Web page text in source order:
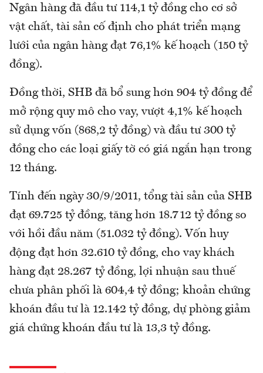
Ngân hàng đã đầu tư 114,1 tỷ đồng cho cơ sở
vật chất, tài sản cố định cho phát triển mạng
lưới của ngân hàng đạt 76,1% kế hoạch (150 tỷ
đồng).
Đồng thời, SHB đã bổ sung hơn 904 tỷ đồng để
mở rộng quy mô cho vay, vượt 4,1% kế hoạch
sử dụng vốn (868,2 tỷ đồng) và đầu tư 300 tỷ
đồng cho các loại giấy tờ có giá ngắn hạn trong
12 tháng.
Tính đến ngày 30/9/2011, tổng tài sản của SHB
đạt 69.725 tỷ đồng, tăng hơn 18.712 tỷ đồng so
với hồi đầu năm (51.032 tỷ đồng). Vốn huy
động đạt hơn 32.610 tỷ đồng, cho vay khách
hàng đạt 28.267 tỷ đồng, lợi nhuận sau thuế
chưa phân phối là 604,4 tỷ đồng; khoản chứng
khoán đầu tư là 12.142 tỷ đồng, dự phòng giảm
giá chứng khoán đầu tư là 13,3 tỷ đồng.